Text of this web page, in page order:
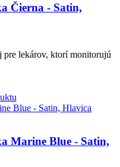
Čierna - Satin,
lekárov, ktorí monitorujú
Marine Blue - Satin,